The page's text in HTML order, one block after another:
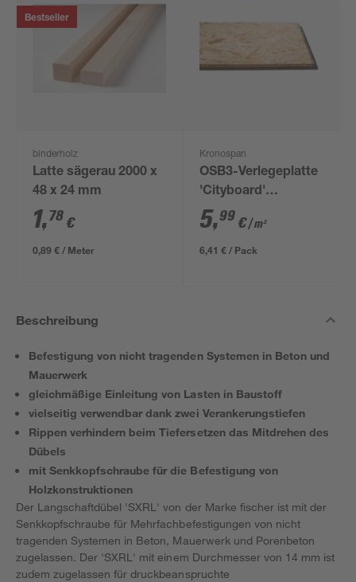
Bestseller
binderholz
Latte sägerau 2000 x
48 x 24 mm
1,78 €
0,89 € / Meter
Kronospan
OSB3-Verlegeplatte
'Cityboard'
ungeschliffen 1690 x
634 x 12 mm
5,99 €/ m²
6,41 € / Pack
Beschreibung
Befestigung von nicht tragenden Systemen in Beton und
Mauerwerk
gleichmäßige Einleitung von Lasten in Baustoff
vielseitig verwendbar dank zwei Verankerungstiefen
Rippen verhindern beim Tiefersetzen das Mitdrehen des
Dübels
mit Senkkopfschraube für die Befestigung von
Holzkonstruktionen
Der Langschaftdübel 'SXRL' von der Marke fischer ist mit der
Senkkopfschraube für Mehrfachbefestigungen von nicht
tragenden Systemen in Beton, Mauerwerk und Porenbeton
zugelassen. Der 'SXRL' mit einem Durchmesser von 14 mm ist
zudem zugelassen für druckbeanspruchte